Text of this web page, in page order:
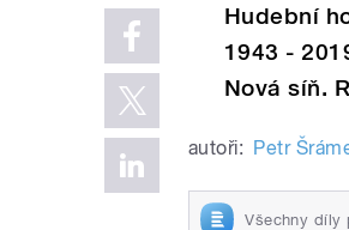
Hudební
1943 -
Nová síň.
autoři: Petr
Všechny díly